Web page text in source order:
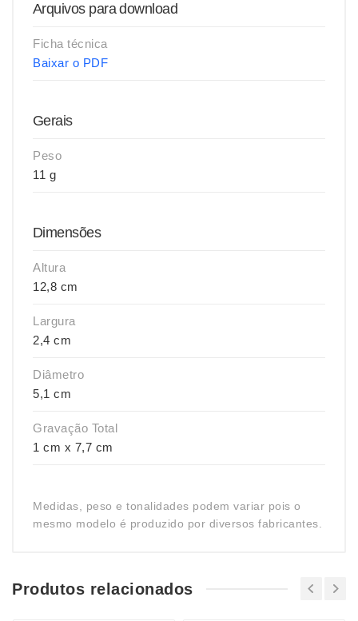
Arquivos para download
Ficha técnica
Baixar o PDF
Gerais
Peso
11 g
Dimensões
Altura
12,8 cm
Largura
2,4 cm
Diâmetro
5,1 cm
Gravação Total
1 cm x 7,7 cm
Medidas, peso e tonalidades podem variar pois o
mesmo modelo é produzido por diversos fabricantes.
Produtos relacionados